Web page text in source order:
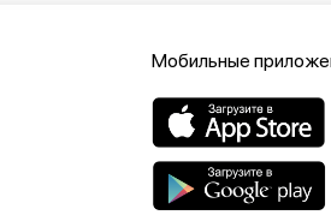
Мобильные